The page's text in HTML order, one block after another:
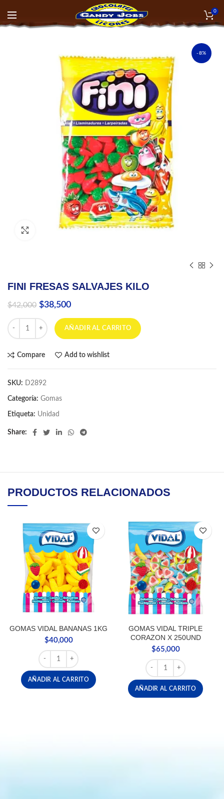
0
-8%
Click to enlarge
FINI FRESAS SALVAJES KILO
$42,000 El
original
era:
$38,500El
actual
FINI FRESAS SALVAJES KILO cantidad
AÑADIR AL CARRITO
Compare Add to wishlist
SKU: D2892
Categoría: Gomas
Etiqueta: Unidad
Share
PRODUCTOS RELACIONADOS
GOMAS VIDAL BANANAS 1KG
$40,000
GOMAS VIDAL BANANAS 1KG cantidad
AÑADIR AL CARRITO
GOMAS VIDAL TRIPLE
CORAZON X 250UND
$65,000
GOMAS VIDAL TRIPLE
AÑADIR AL CARRITO